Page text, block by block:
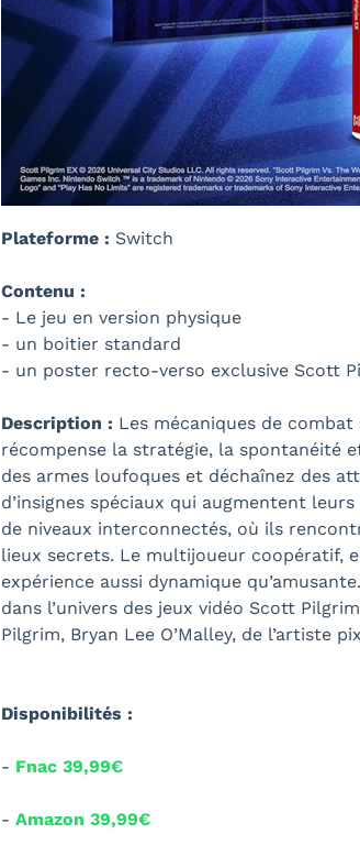
Plateforme : Switch
Contenu :
- Le jeu en version physique
- un boitier standard
- un poster recto-verso exclusive Scott
Description : Les mécaniques de
récompense la stratégie, la spontanéité
des armes loufoques et déchaînez des
d’insignes spéciaux qui augmentent
de niveaux interconnectés, où ils
lieux secrets. Le multijoueur coopératif,
expérience aussi dynamique
dans l’univers des jeux vidéo Scott
Pilgrim, Bryan Lee O’Malley, de l’artiste
Disponibilités :
- Fnac 39,99€
- Amazon 39,99€